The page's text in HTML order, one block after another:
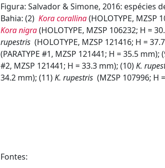
Figura: Salvador & Simone, 2016: espécies
Bahia: (2) Kora corallina(HOLOTYPE, MZSP
Kora nigra(HOLOTYPE, MZSP 106232; H =
rupestris (HOLOTYPE, MZSP 121416; H =
(PARATYPE #1, MZSP 121441; H = 35.5 mm);
#2, MZSP 121441; H = 33.3 mm); (10)K.
34.2 mm); (11)K. rupestris (MZSP 107996; H
Fontes: